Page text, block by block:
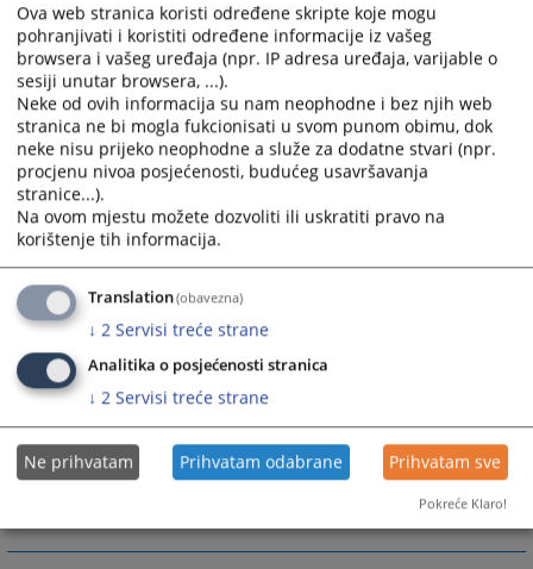
Prateći dokumenti
Statistički podaci o radu Općinskog suda u Goraždu za
2010. godinu
Trenutno nema upražnjenih pozicija u
Općinskom sudu u Goraždu
3228PREGLEDA
Ova web stranica koristi određene skripte koje mogu
pohranjivati i koristiti određene informacije iz vašeg
browsera i vašeg uređaja (npr. IP adresa uređaja, varijable o
sesiji unutar browsera, ...).
Neke od ovih informacija su nam neophodne i bez njih web
stranica ne bi mogla fukcionisati u svom punom obimu, dok
neke nisu prijeko neophodne a služe za dodatne stvari (npr.
procjenu nivoa posjećenosti, budućeg usavršavanja
stranice...).
Na ovom mjestu možete dozvoliti ili uskratiti pravo na
korištenje tih informacija.
Translation(obavezna)
↓ 2 Servisi treće strane
Analitika o posjećenosti stranica
↓ 2 Servisi treće strane
Ne prihvatam Prihvatam odabrane Prihvatam sve
Pokreće Klaro!